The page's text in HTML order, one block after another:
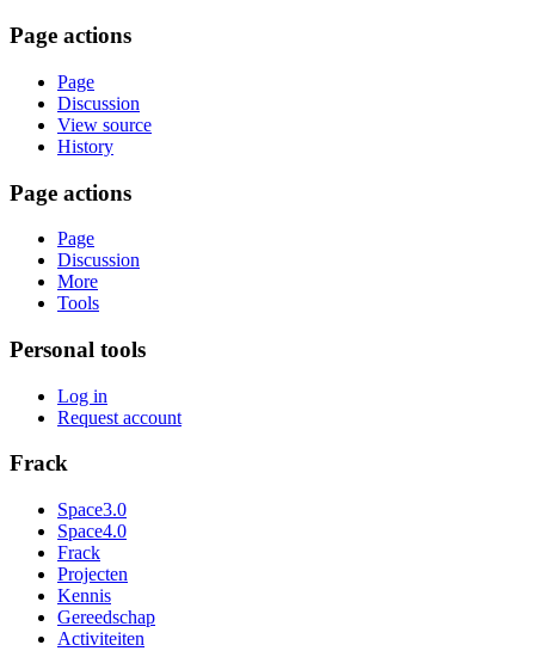
Page actions
Page
Discussion
View source
History
Page actions
Page
Discussion
More
Tools
Personal tools
Log in
Request account
Frack
Space3.0
Space4.0
Frack
Projecten
Kennis
Gereedschap
Activiteiten